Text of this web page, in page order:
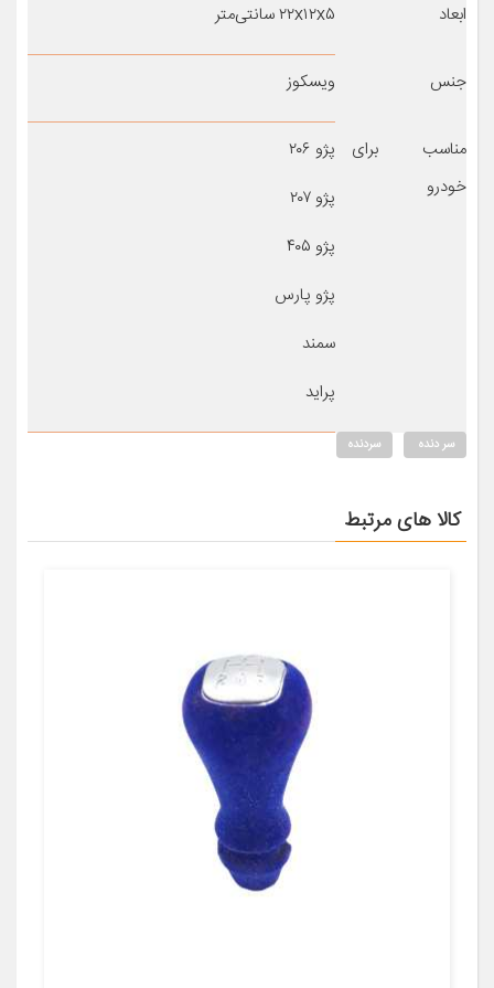
ابعاد ۲۲x۱۲x۵ سانتی‌متر
جنس ویسکوز
مناسب برای
خودرو
پژو ۲۰۶
پژو ۲۰۷
پژو ۴۰۵
پژو پارس
سمند
پراید
سر دنده سردنده
کالا های مرتبط